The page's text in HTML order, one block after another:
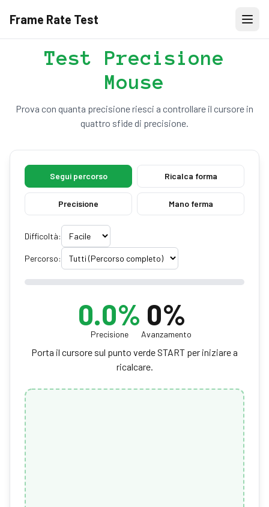
Frame Rate Test
Test Precisione
Mouse
Prova con quanta precisione riesci a controllare il cursore in
quattro sfide di precisione.
Segui percorso Ricalca forma
Precisione Mano ferma
Difficoltà:
Percorso:
0.0%
Precisione
0%
Avanzamento
Porta il cursore sul punto verde START per iniziare a
ricalcare.